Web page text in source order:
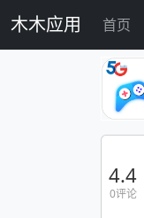
木木应用 首页
4.4
0评论